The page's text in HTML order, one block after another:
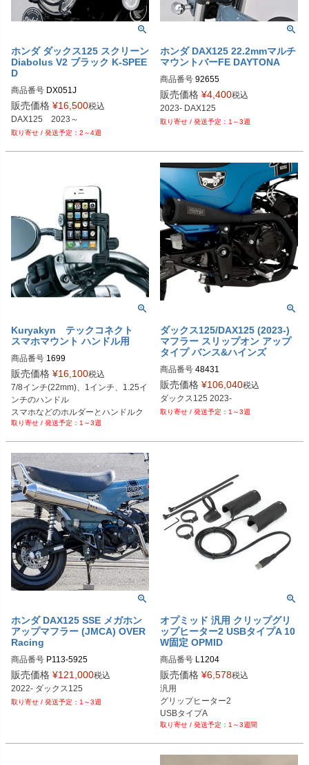
ホンダ ダックス125 スクリーン
Diabolus V2 ブラック K-SPEE
D
商品番号 DX051J
販売価格 ¥16,500税込
DAX125　2023～
2～4週
ホンダ DAX125 22.2mmマルチ
マウントバーFE DAYTONA
商品番号 92655
9PL：P111-1728
販売価格 ¥4,400税込
2023- DAX125
1～3週
Kuryakyn テックコネクト
スマホマウント ハンドル用
商品番号 1699
kuryakyn（クリアキン）
販売価格 ¥16,100税込
7/8インチ(22mm)、1インチ、1.25イ
ンチのハンドル
スマホなどのホルダーとハンドルク
ランプのセット
1～3週
ダックス125/DAX125 (2023-)
マフラー スリップオン アップ
タイプ バンス&ハインズ
商品番号 48431
1811-4804
販売価格 ¥106,040税込
ダックス125 2023-
1～3週
ホンダ DAX125 SSE メガホン
アップマフラー (JMCA) OVER
Racing
商品番号 P113-5925
M型番：16-123-01
販売価格 ¥121,000税込
2022- ダックス125
1～3週
オプミッド 汎用 クリップグリ
ップヒーター2 USBタイプA 10
W固定 OPMID
商品番号 L1204
販売価格 ¥6,578税込
汎用
グリップヒーター2
USBタイプA
10W固定
1～3週間